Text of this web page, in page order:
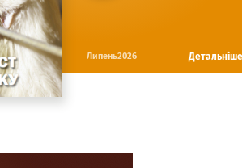
Липень2026 Детальніше